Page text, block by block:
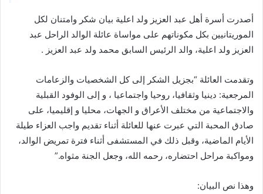
أصدرت أسرة أهل عبد العزيز ولد اعلية بيان شكر وامتنان لكل
الموريتانيين بكل مكوناتهم على مواساة عائلة الوالد الراحل عبد
العزيز ولد اعلية، والد الرئيس السابق محمد ولد عبد العزيز .
وتقدمت العائلة “بجزيل الشكر إلى كل الشخصيات والزعامات
المرجعية: دينيا وثقافيا، روحيا واجتماعيا ، و إلى الوفود القبلية
والاجتماعية من مختلف الأعراق و الجهات، محليا و إقليميا، على
صادق المحبة التي عبرت عنها للعائلة أثناء تقديم واجب العزاء طيلة
الأيام الماضية، وقبل ذلك في المستشفى أثناء فترة تمريض الوالد،
ومواكبة مراحل احتضاره، رحمه الله، وجعل الجنة مثواه.”
وهذا نص البيان: